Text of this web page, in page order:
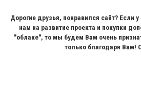
Дорогие друзья, понравился сайт? Если
нам на развитие проекта и покупки
"облаке", то мы будем Вам очень
только благодаря Вам!